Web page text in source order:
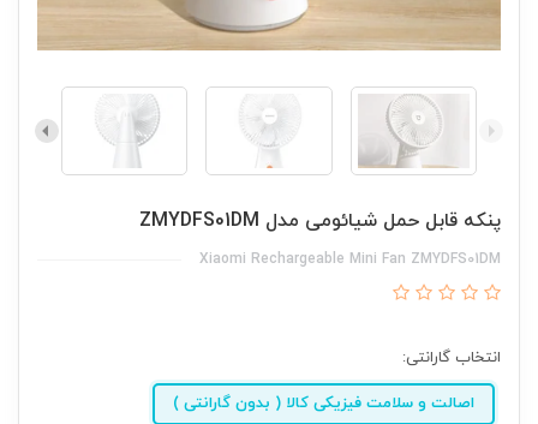
پنکه قابل حمل شیائومی مدل ZMYDFS01DM
Xiaomi Rechargeable Mini Fan ZMYDFS01DM
انتخاب گارانتی:
اصالت و سلامت فیزیکی کالا ( بدون گارانتی )